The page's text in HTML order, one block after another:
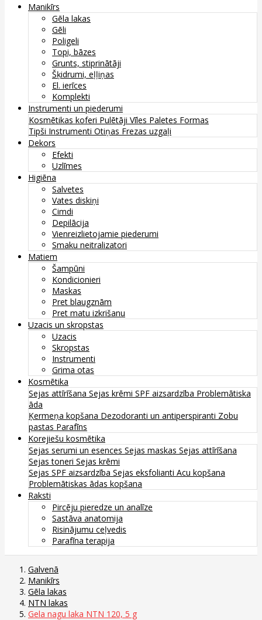
Manikīrs
Gēla lakas
Gēli
Poligeli
Topi, bāzes
Grunts, stiprinātāji
Šķidrumi, eļļiņas
El. ierīces
Komplekti
Instrumenti un piederumi
Kosmētikas koferi Pulētāji Vīles Paletes Formas
Tipši Instrumenti Otiņas Frezas uzgaļi
Dekors
Efekti
Uzlīmes
Higiēna
Salvetes
Vates diskiņi
Cimdi
Depilācija
Vienreizlietojamie piederumi
Smaku neitralizatori
Matiem
Šampūni
Kondicionieri
Maskas
Pret blaugznām
Pret matu izkrišanu
Uzacis un skropstas
Uzacis
Skropstas
Instrumenti
Grima otas
Kosmētika
Sejas attīrīšana Sejas krēmi SPF aizsardzība Problemātiska
āda
Ķermeņa kopšana Dezodoranti un antiperspiranti Zobu
pastas Parafīns
Korejiešu kosmētika
Sejas serumi un esences Sejas maskas Sejas attīrīšana
Sejas toneri Sejas krēmi
Sejas SPF aizsardzība Sejas eksfolianti Acu kopšana
Problemātiskas ādas kopšana
Raksti
Pircēju pieredze un analīze
Sastāva anatomija
Risinājumu ceļvedis
Parafīna terapija
Galvenā
Manikīrs
Gēla lakas
NTN lakas
Gela nagu laka NTN 120, 5 g